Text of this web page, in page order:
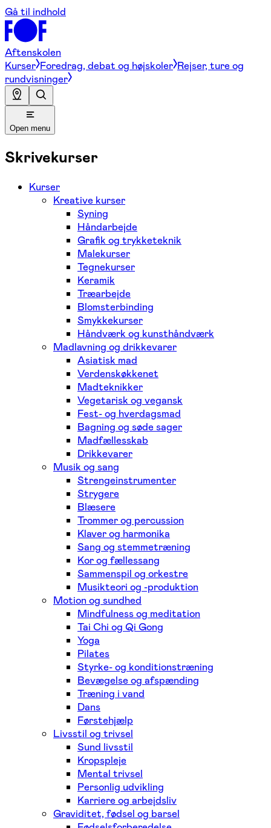
Gå til indhold
Aftenskolen
Kurser Foredrag, debat og højskoler Rejser, ture og
rundvisninger
Open menu
Skrivekurser
Kurser
Kreative kurser
Syning
Håndarbejde
Grafik og trykketeknik
Malekurser
Tegnekurser
Keramik
Træarbejde
Blomsterbinding
Smykkekurser
Håndværk og kunsthåndværk
Madlavning og drikkevarer
Asiatisk mad
Verdenskøkkenet
Madteknikker
Vegetarisk og vegansk
Fest- og hverdagsmad
Bagning og søde sager
Madfællesskab
Drikkevarer
Musik og sang
Strengeinstrumenter
Strygere
Blæsere
Trommer og percussion
Klaver og harmonika
Sang og stemmetræning
Kor og fællessang
Sammenspil og orkestre
Musikteori og -produktion
Motion og sundhed
Mindfulness og meditation
Tai Chi og Qi Gong
Yoga
Pilates
Styrke- og konditionstræning
Bevægelse og afspænding
Træning i vand
Dans
Førstehjælp
Livsstil og trivsel
Sund livsstil
Kropspleje
Mental trivsel
Personlig udvikling
Karriere og arbejdsliv
Graviditet, fødsel og barsel